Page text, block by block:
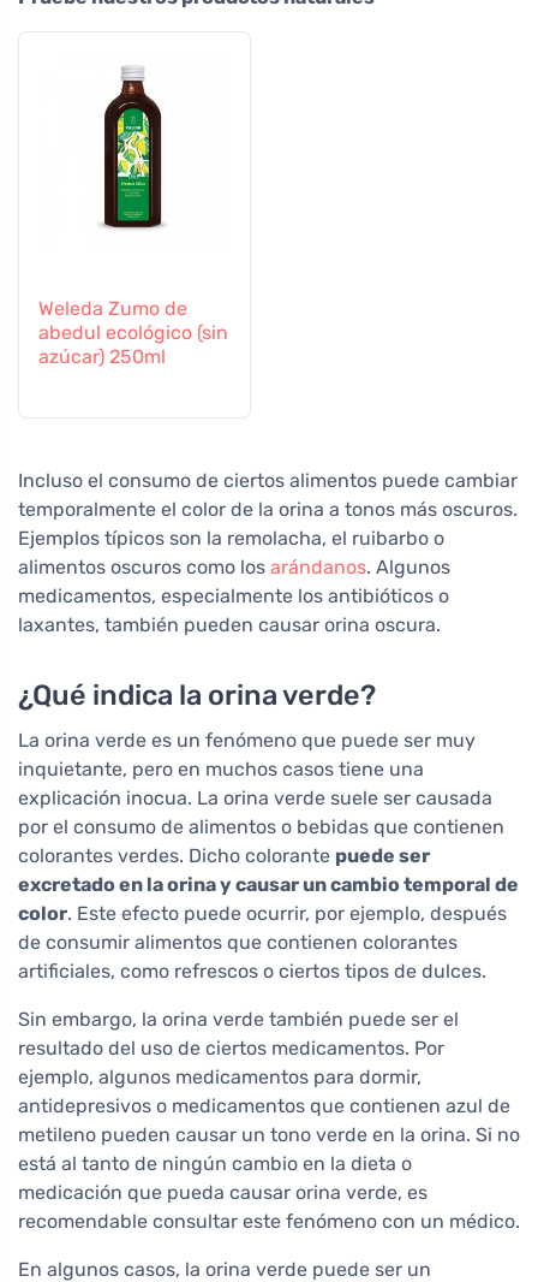
Weleda Zumo de
abedul ecológico (sin
azúcar) 250ml
Incluso el consumo de ciertos alimentos puede cambiar
temporalmente el color de la orina a tonos más oscuros.
Ejemplos típicos son la remolacha, el ruibarbo o
alimentos oscuros como los arándanos. Algunos
medicamentos, especialmente los antibióticos o
laxantes, también pueden causar orina oscura.
¿Qué indica la orina verde?
La orina verde es un fenómeno que puede ser muy
inquietante, pero en muchos casos tiene una
explicación inocua. La orina verde suele ser causada
por el consumo de alimentos o bebidas que contienen
colorantes verdes. Dicho colorante puede ser
excretado en la orina y causar un cambio temporal de
color. Este efecto puede ocurrir, por ejemplo, después
de consumir alimentos que contienen colorantes
artificiales, como refrescos o ciertos tipos de dulces.
Sin embargo, la orina verde también puede ser el
resultado del uso de ciertos medicamentos. Por
ejemplo, algunos medicamentos para dormir,
antidepresivos o medicamentos que contienen azul de
metileno pueden causar un tono verde en la orina. Si no
está al tanto de ningún cambio en la dieta o
medicación que pueda causar orina verde, es
recomendable consultar este fenómeno con un médico.
En algunos casos, la orina verde puede ser un